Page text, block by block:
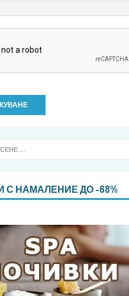
С НАМАЛЕНИЕ ДО -68%